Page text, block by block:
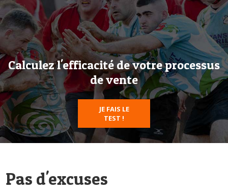
Calculez l'efficacité de votre processus
de vente
JE FAIS LE
TEST !
Pas d'excuses